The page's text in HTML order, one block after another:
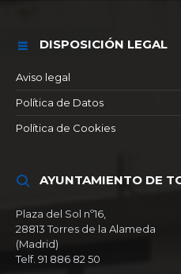
DISPOSICIÓN LEGAL
Aviso legal
Política de Datos
Política de Cookies
AYUNTAMIENTO DE
Plaza del Sol nº16,
28813 Torres de la Alameda
(Madrid)
Telf. 91 886 82 50